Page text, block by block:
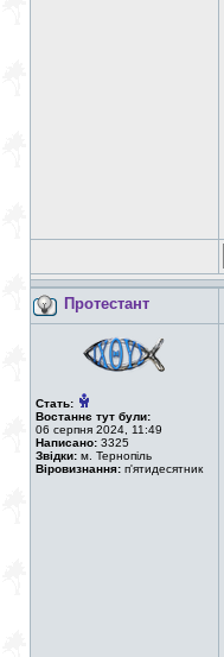
Протестант
Стать:
Востаннє тут були:
06 серпня 2024, 11:49
Написано: 3325
Звідки: м. Тернопіль
Віровизнання: п'ятидесятник